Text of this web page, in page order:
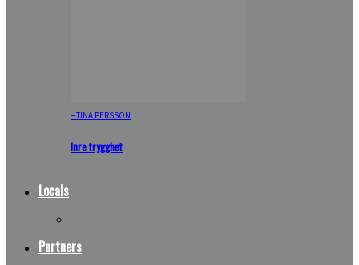
– TINA PERSSON
Inre trygghet
Locals
Partners